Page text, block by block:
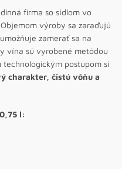
firma so sídlom vo
výroby sa zaraďujú
zamerať sa na
vína sú vyrobené metódou
postupom si
charakter, čistú vôňu a
l: